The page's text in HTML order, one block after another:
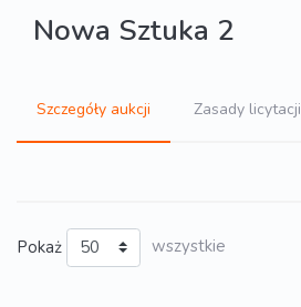
Nowa Sztuka 2
Szczegóły aukcji Zasady licytacji
Pokaż wszystkie